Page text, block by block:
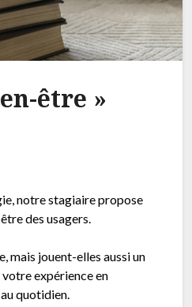
être »
notre stagiaire propose
des usagers.
mais jouent-elles aussi un
expérience en
quotidien.